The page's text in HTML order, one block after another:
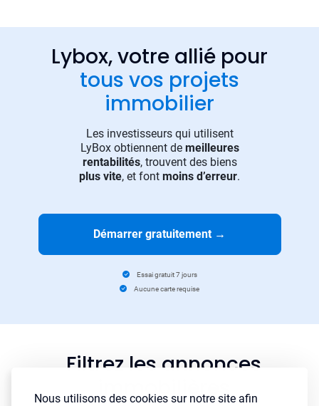
Nous utilisons des cookies sur notre site afin
Lybox, votre allié pour
tous vos projets
immobilier
Les investisseurs qui utilisent
LyBox obtiennent de meilleures
rentabilités, trouvent des biens
plus vite, et font moins d’erreur.
Démarrer gratuitement →
Essai gratuit 7 jours
Aucune carte requise
Filtrez les annonces
immobilières